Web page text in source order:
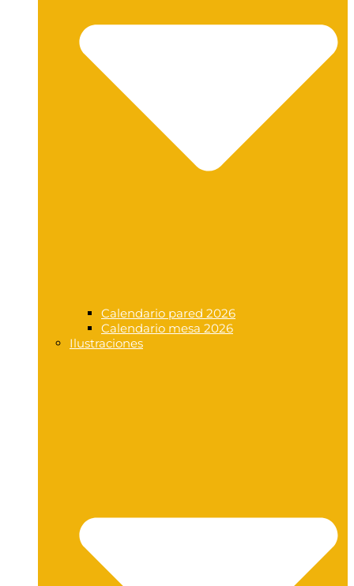
Calendario pared 2026
Calendario mesa 2026
Ilustraciones